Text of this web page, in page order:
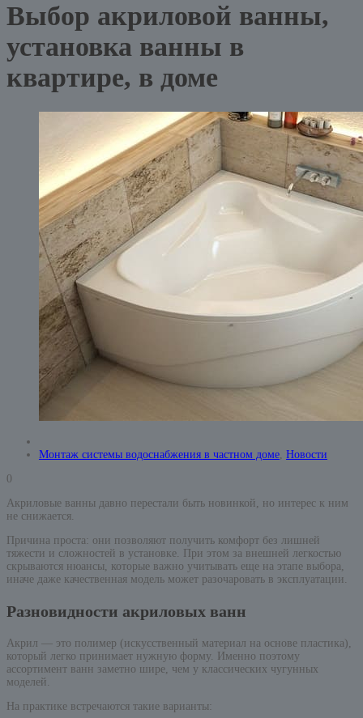
Выбор акриловой ванны,
установка ванны в
квартире, в доме
Монтаж системы водоснабжения в частном доме, Новости
0
Акриловые ванны давно перестали быть новинкой, но интерес к ним
не снижается.
Причина проста: они позволяют получить комфорт без лишней
тяжести и сложностей в установке. При этом за внешней легкостью
скрываются нюансы, которые важно учитывать еще на этапе выбора,
иначе даже качественная модель может разочаровать в эксплуатации.
Разновидности акриловых ванн
Акрил — это полимер (искусственный материал на основе пластика),
который легко принимает нужную форму. Именно поэтому
ассортимент ванн заметно шире, чем у классических чугунных
моделей.
На практике встречаются такие варианты: